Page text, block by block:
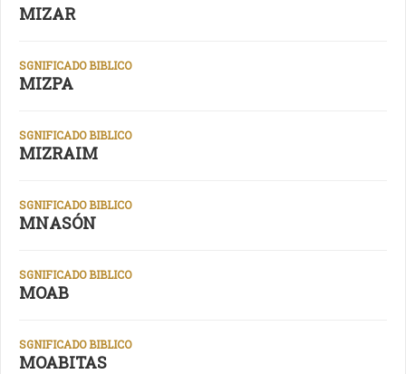
MIZAR
SGNIFICADO BIBLICO
MIZPA
SGNIFICADO BIBLICO
MIZRAIM
SGNIFICADO BIBLICO
MNASÓN
SGNIFICADO BIBLICO
MOAB
SGNIFICADO BIBLICO
MOABITAS